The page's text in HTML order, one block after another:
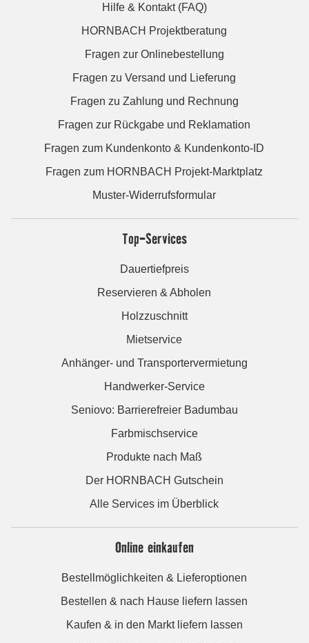
Hilfe & Kontakt (FAQ)
HORNBACH Projektberatung
Fragen zur Onlinebestellung
Fragen zu Versand und Lieferung
Fragen zu Zahlung und Rechnung
Fragen zur Rückgabe und Reklamation
Fragen zum Kundenkonto & Kundenkonto-ID
Fragen zum HORNBACH Projekt-Marktplatz
Muster-Widerrufsformular
Top-Services
Dauertiefpreis
Reservieren & Abholen
Holzzuschnitt
Mietservice
Anhänger- und Transportervermietung
Handwerker-Service
Seniovo: Barrierefreier Badumbau
Farbmischservice
Produkte nach Maß
Der HORNBACH Gutschein
Alle Services im Überblick
Online einkaufen
Bestellmöglichkeiten & Lieferoptionen
Bestellen & nach Hause liefern lassen
Kaufen & in den Markt liefern lassen